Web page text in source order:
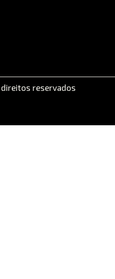
reservados